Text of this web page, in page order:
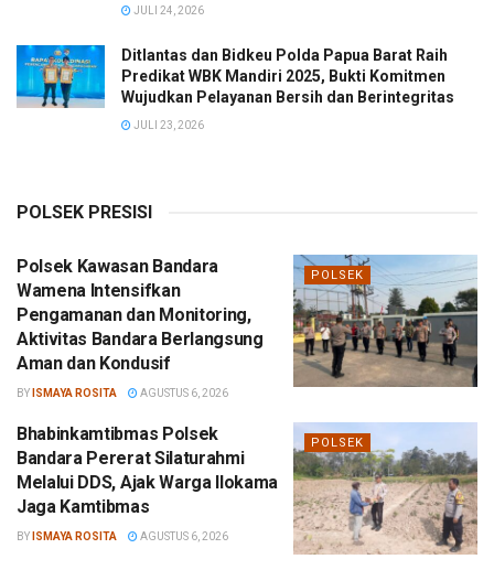
JULI 24, 2026
Ditlantas dan Bidkeu Polda Papua Barat Raih
Predikat WBK Mandiri 2025, Bukti Komitmen
Wujudkan Pelayanan Bersih dan Berintegritas
JULI 23, 2026
POLSEK PRESISI
POLSEK
Polsek Kawasan Bandara
Wamena Intensifkan
Pengamanan dan Monitoring,
Aktivitas Bandara Berlangsung
Aman dan Kondusif
BY ISMAYA ROSITA AGUSTUS 6, 2026
POLSEK
Bhabinkamtibmas Polsek
Bandara Pererat Silaturahmi
Melalui DDS, Ajak Warga Ilokama
Jaga Kamtibmas
BY ISMAYA ROSITA AGUSTUS 6, 2026